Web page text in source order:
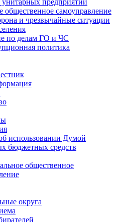
предприятий
общественное самоуправление
и чрезвычайные ситуации
по делам ГО и ЧС
политика
использовании Думой
бюджетных средств
общественное
округа